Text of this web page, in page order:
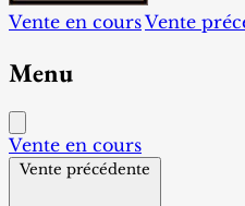
Vente en coursVente
Menu
Vente en cours
Vente précédente